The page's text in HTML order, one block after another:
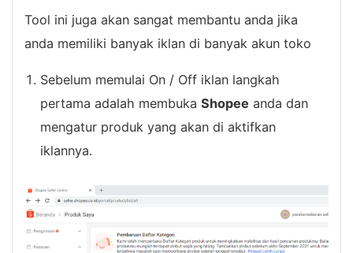
Tool ini juga akan sangat membantu anda jika
anda memiliki banyak iklan di banyak akun toko
Sebelum memulai On / Off iklan langkah
pertama adalah membukaShopee anda dan
mengatur produk yang akan di aktifkan
iklannya.